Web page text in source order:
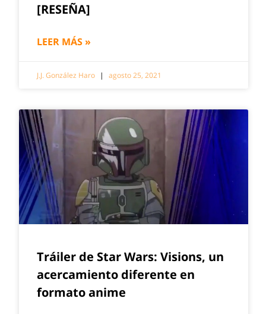
[RESEÑA]
LEER MÁS »
J.J. González Haro agosto 25, 2021
Tráiler de Star Wars: Visions, un
acercamiento diferente en
formato anime